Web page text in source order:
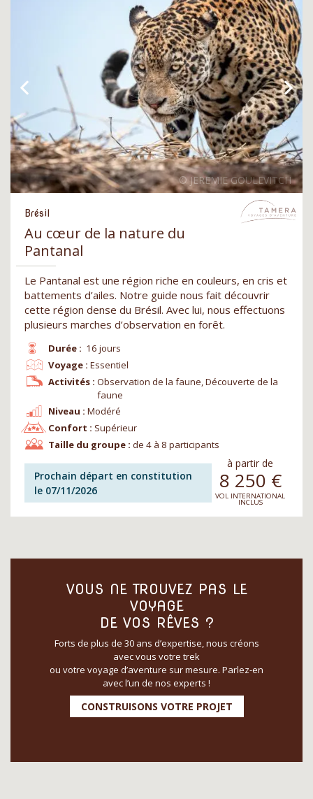
Brésil
Au cœur de la nature du
Pantanal
Le Pantanal est une région riche en couleurs, en cris et
battements d’ailes. Notre guide nous fait découvrir
cette région dense du Brésil. Avec lui, nous effectuons
plusieurs marches d’observation en forêt.
Durée : 16 jours
Niveau : Modéré
Voyage : Essentiel
Confort : Supérieur
Activités : Observation de la faune, Découverte de la
faune
Taille du groupe : de 4 à 8 participants
Prochain départ en constitution
le 07/11/2026
à partir de
8 250 €
VOL INTERNATIONAL
INCLUS
VOUS NE TROUVEZ PAS LE
VOYAGE
DE VOS RÊVES ?
Forts de plus de 30 ans d’expertise, nous créons
avec vous votre trek
ou votre voyage d’aventure sur mesure. Parlez-en
avec l’un de nos experts !
CONSTRUISONS VOTRE PROJET